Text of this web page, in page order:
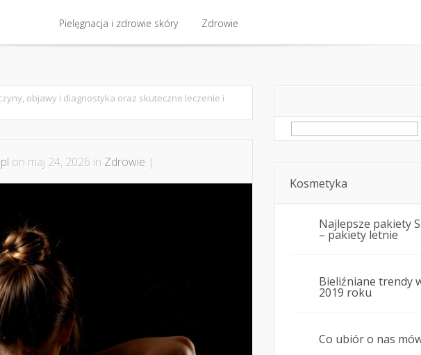
i kontakt Domowe kosmetyki i diy Kosmetyka i uroda
Pielęgnacja i zdrowie skóry Zdrowie
objawy i diagnostyka oraz skuteczne leczenie i
on maj 24, 2026 in Zdrowie |
Szukaj:
Kosmetyka
Najlepsze pakiety
– pakiety letnie
Bieliźniane trendy
2019 roku
Co ubiór o nas